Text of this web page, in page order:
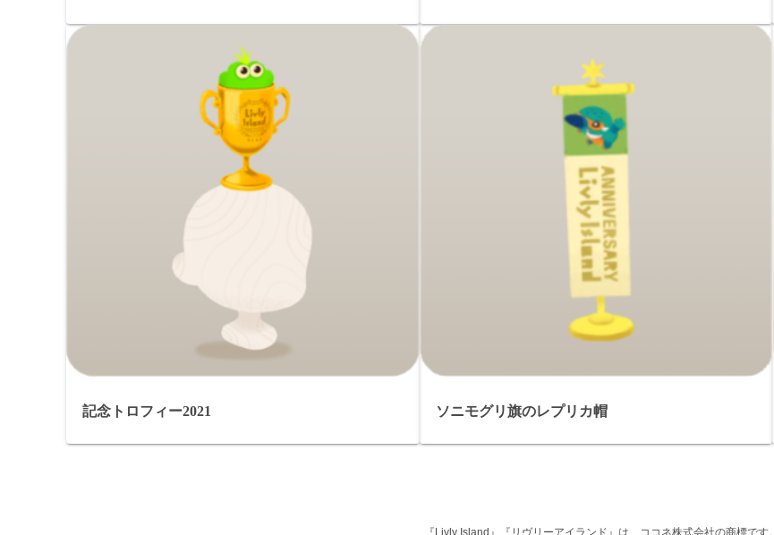
記念トロフィー2021 ソニモグリ旗のレプリカ帽
『Livly Island』『リヴリーアイランド』は、ココネ株式会社の商標です。